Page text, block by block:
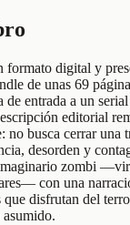
formato digital y
de unas 69
de entrada a un
editorial
no busca cerrar una
desorden y
zombi
con una
que disfrutan del